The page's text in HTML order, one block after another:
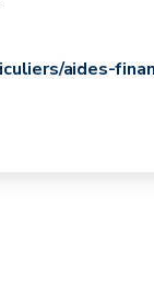
aides-